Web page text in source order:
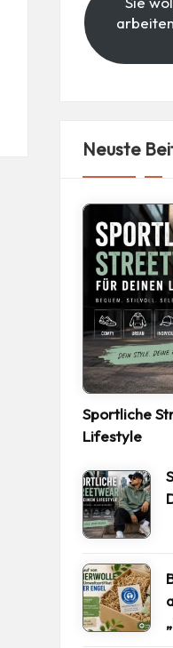
Neuste
Sportliche
Lifestyle